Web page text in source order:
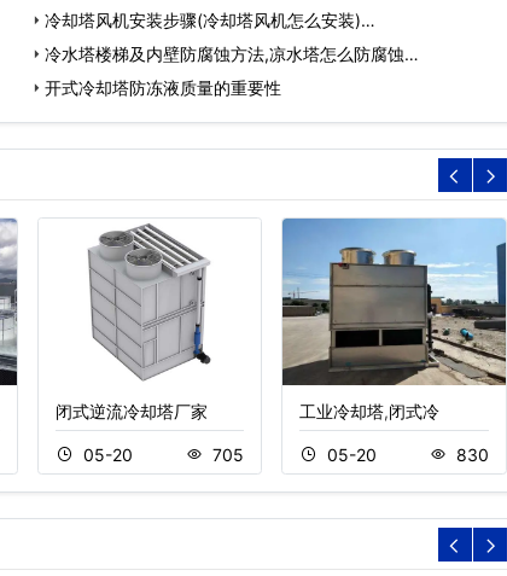
冷却塔风机安装步骤(冷却塔风机怎么安装)…
冷水塔楼梯及内壁防腐蚀方法,凉水塔怎么防腐蚀…
开式冷却塔防冻液质量的重要性
闭式逆流冷却塔厂家
05-20 705
工业冷却塔,闭式冷
05-20 830